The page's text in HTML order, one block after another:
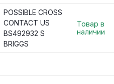
POSSIBLE CROSS
CONTACT US
BS492932 S
BRIGGS
Товар в
наличии